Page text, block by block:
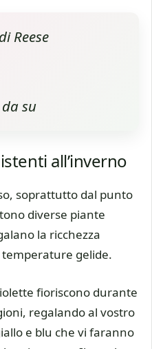
Reese
su
all’inverno
soprattutto dal punto
diverse piante
la ricchezza
temperature gelide.
fioriscono durante
regalando al vostro
e blu che vi faranno